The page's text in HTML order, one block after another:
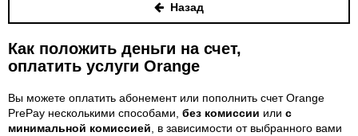
Назад
Как положить деньги на счет,
оплатить услуги Orange
Вы можете оплатить абонемент или пополнить счет Orange
PrePay несколькими способами, без комиссии или с
минимальной комиссией , в зависимости от выбранного вами